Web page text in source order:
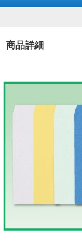
商品詳細